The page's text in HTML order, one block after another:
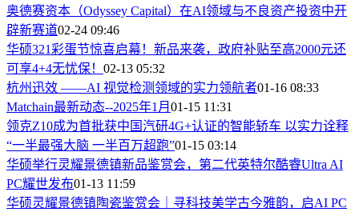
奥德赛资本（Odyssey Capital）在AI领域与不良资产投资中开
辟新赛道02-24 09:46
华硕321彩蛋节惊喜启幕！新品来袭，政府补贴至高2000元还
可享4+4无忧保！ 02-13 05:32
杭州迅效 ——AI 视觉检测领域的实力领航者01-16 08:33
Matchain最新动态--2025年1月 01-15 11:31
领克Z10成为首批获中国汽研4G+认证的智能轿车 以实力诠释
“一半最强大脑 一半百万超跑”01-15 03:14
华硕举行灵耀景德镇新品鉴赏会，第二代英特尔酷睿Ultra AI
PC耀世发布01-13 11:59
华硕灵耀景德镇陶瓷鉴赏会｜寻科技美学古今雅韵，启AI PC